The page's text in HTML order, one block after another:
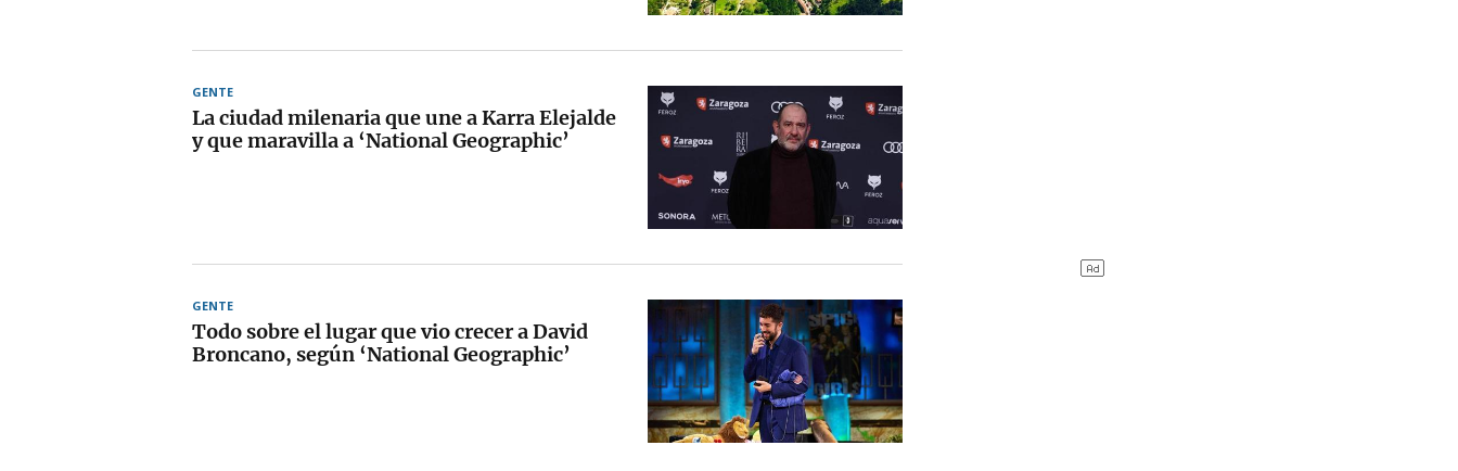
GENTE
La ciudad milenaria que une a Karra Elejalde
y que maravilla a ‘National Geographic’
GENTE
Todo sobre el lugar que vio crecer a David
Broncano, según ‘National Geographic’